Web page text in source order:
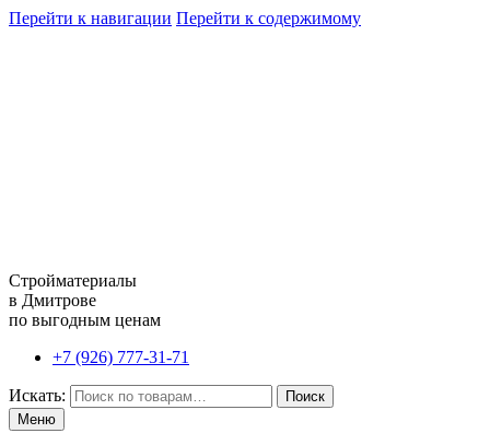
Перейти к навигации Перейти к содержимому
Стройматериалы
в Дмитрове
по выгодным ценам
+7 (926) 777-31-71
Искать:
Поиск
Меню